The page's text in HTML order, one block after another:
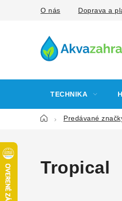
O nás Doprava a
TECHNIKA
DomovPredávané
Tropical